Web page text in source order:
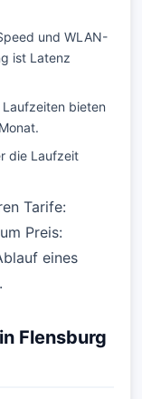
und WLAN-
ist Latenz
Laufzeiten bieten
die Laufzeit
Tarife:
Preis:
eines
.
Flensburg